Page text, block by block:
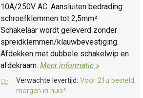
10A/250V AC. Aansluiten bedrading:
schroefklemmen tot 2,5mm².
Schakelaar wordt geleverd zonder
spreidklemmen/klauwbevestiging.
Afdekken met dubbele schakelwip en
afdekraam. Meer informatie »
Verwachte levertijd: Voor 21u besteld,
morgen in huis*